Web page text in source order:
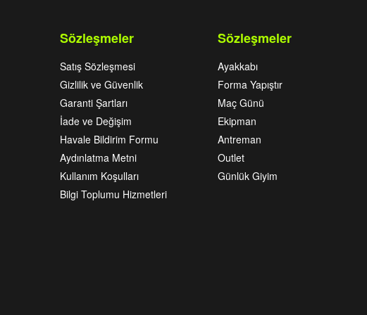
Sözleşmeler
Satış Sözleşmesi
Gizlilik ve Güvenlik
Garanti Şartları
İade ve Değişim
Havale Bildirim Formu
Aydınlatma Metni
Kullanım Koşulları
Bilgi Toplumu Hizmetleri
Sözleşmeler
Ayakkabı
Forma Yapıştır
Maç Günü
Ekipman
Antreman
Outlet
Günlük Giyim